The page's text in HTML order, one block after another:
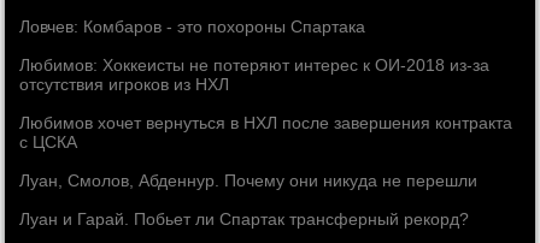
Ловчев: Комбаров - это похороны Спартака
Любимов: Хоккеисты не потеряют интерес к ОИ-2018 из-за
отсутствия игроков из НХЛ
Любимов хочет вернуться в НХЛ после завершения контракта
с ЦСКА
Луан, Смолов, Абденнур. Почему они никуда не перешли
Луан и Гарай. Побьет ли Спартак трансферный рекорд?